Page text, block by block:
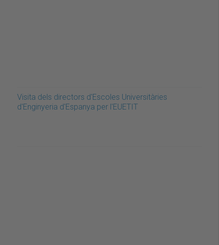
Visita dels directors d'Escoles Universitàries
d'Enginyeria d'Espanya per l'EUETIT